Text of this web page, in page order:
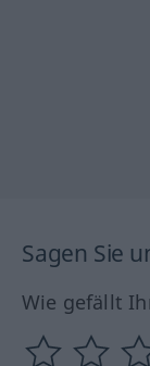
Sagen Sie
Wie gefällt